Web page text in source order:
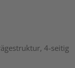
4-seitig